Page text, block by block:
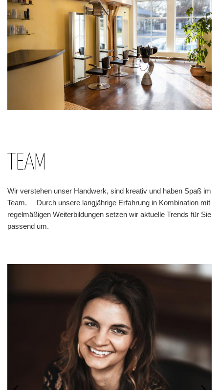
TEAM
Wir verstehen unser Handwerk, sind kreativ und haben Spaß im
Team. Durch unsere langjährige Erfahrung in Kombination mit
regelmäßigen Weiterbildungen setzen wir aktuelle Trends für Sie
passend um.